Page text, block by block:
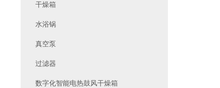
干燥箱
水浴锅
真空泵
过滤器
数字化智能电热鼓风干燥箱